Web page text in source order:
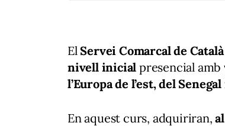
ElServei Comarcal de Català
nivell inicial presencial
l’Europa de l’est, del
En aquest curs, adquiriran,